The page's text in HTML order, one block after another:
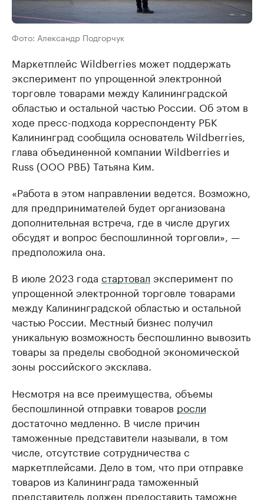
Фото: Александр Подгорчук
Маркетплейс Wildberries может поддержать
эксперимент по упрощенной электронной
торговле товарами между Калининградской
областью и остальной частью России. Об этом в
ходе пресс-подхода корреспонденту РБК
Калининград сообщила основатель Wildberries,
глава объединенной компании Wildberries и
Russ (ООО РВБ) Татьяна Ким.
«Работа в этом направлении ведется. Возможно,
для предпринимателей будет организована
дополнительная встреча, где в числе других
обсудят и вопрос беспошлинной торговли», —
предположила она.
В июле 2023 года стартовал эксперимент по
упрощенной электронной торговле товарами
между Калининградской областью и остальной
частью России. Местный бизнес получил
уникальную возможность беспошлинно вывозить
товары за пределы свободной экономической
зоны российского эксклава.
Несмотря на все преимущества, объемы
беспошлинной отправки товаров росли
достаточно медленно. В числе причин
таможенные представители называли, в том
числе, отсутствие сотрудничества с
маркетплейсами. Дело в том, что при отправке
товаров из Калининграда таможенный
представитель должен предоставить таможне